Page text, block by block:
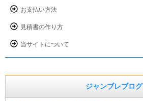
お支払い方法
見積書の作り方
当サイトについて
ジャンブレブログ